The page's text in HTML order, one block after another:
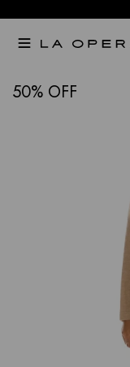

50